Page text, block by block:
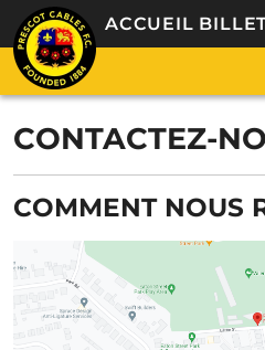
ACCUEIL
CONTACTEZ-
COMMENT NOUS